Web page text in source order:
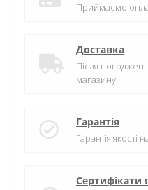
Приймаємо
Доставка
Після
магазину
Гарантія
Гарантія
Сертифікати